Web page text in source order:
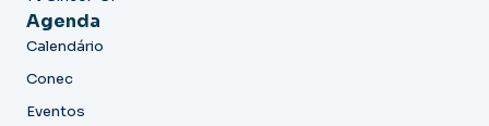
Agenda
Calendário
Conec
Eventos